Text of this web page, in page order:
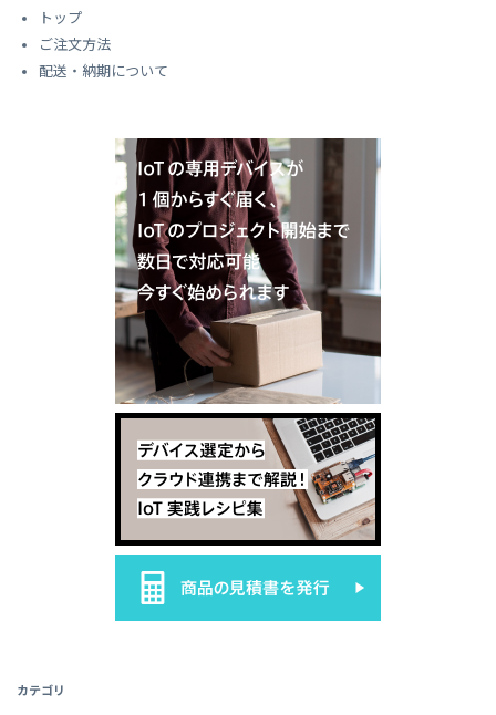
トップ
ご注文方法
配送・納期について
カテゴリ